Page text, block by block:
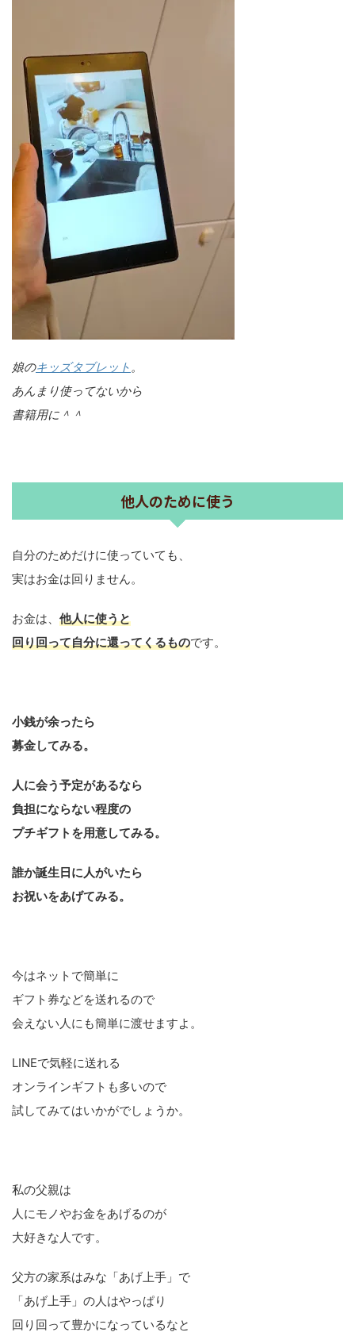
娘のキッズタブレット 。
あんまり使ってないから
書籍用に＾＾
他人のために使う
自分のためだけに使っていても、
実はお金は回りません。
お金は、 他人に使うと
回り回って自分に還ってくるものです。
小銭が余ったら
募金してみる。
人に会う予定があるなら
負担にならない程度の
プチギフトを用意してみる。
誰か誕生日に人がいたら
お祝いをあげてみる。
今はネットで簡単に
ギフト券などを送れるので
会えない人にも簡単に渡せますよ。
LINEで気軽に送れる
オンラインギフトも多いので
試してみてはいかがでしょうか。
私の父親は
人にモノやお金をあげるのが
大好きな人です。
父方の家系はみな「あげ上手」で
「あげ上手」の人はやっぱり
回り回って豊かになっているなと